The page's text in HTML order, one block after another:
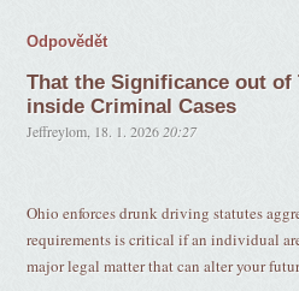
Odpovědět
That the Significance out
inside Criminal Cases
Jeffreylom 18. 1. 2026 20:27
Ohio enforces drunk driving statutes
requirements is critical if an individual
major legal matter that can alter your